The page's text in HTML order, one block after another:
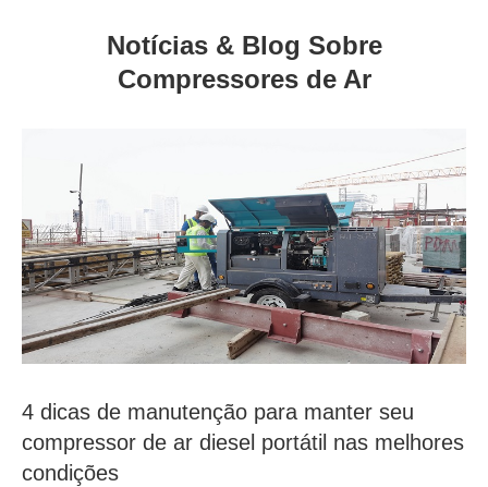
Notícias & Blog Sobre
Compressores de Ar
4 dicas de manutenção para manter seu
compressor de ar diesel portátil nas melhores
condições